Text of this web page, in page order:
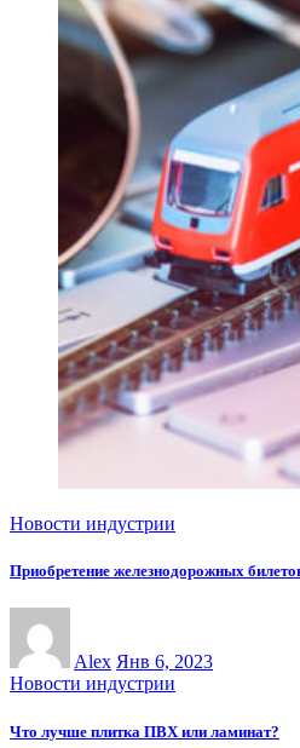
Новости индустрии
Приобретение железнодорожных
Alex Янв 6, 2023
Новости индустрии
Что лучше плитка ПВХ или ламинат?